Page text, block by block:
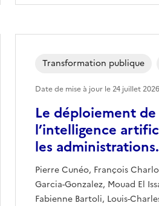
Le déploiement de
l’intelligence
les
Pierre Cunéo, François
Garcia-Gonzalez, Mouad El
Fabienne Bartoli, Louis-
Transformation publique
Date de mise à jour le24 juillet 2026